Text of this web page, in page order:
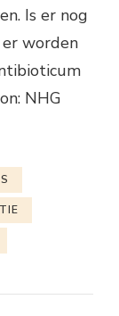
Is er nog
worden
NHG